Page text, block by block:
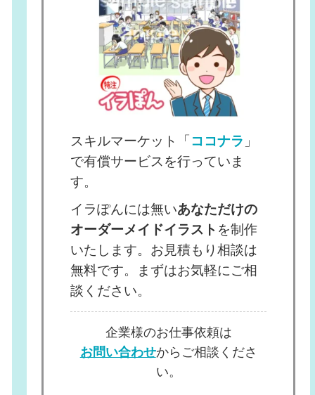
スキルマーケット「 ココナラ 」
で有償サービスを行っていま
す。
イラぽんには無いあなただけの
オーダーメイドイラスト を制作
いたします。お見積もり相談は
無料です。まずはお気軽にご相
談ください。
企業様のお仕事依頼は
お問い合わせからご相談くださ
い。